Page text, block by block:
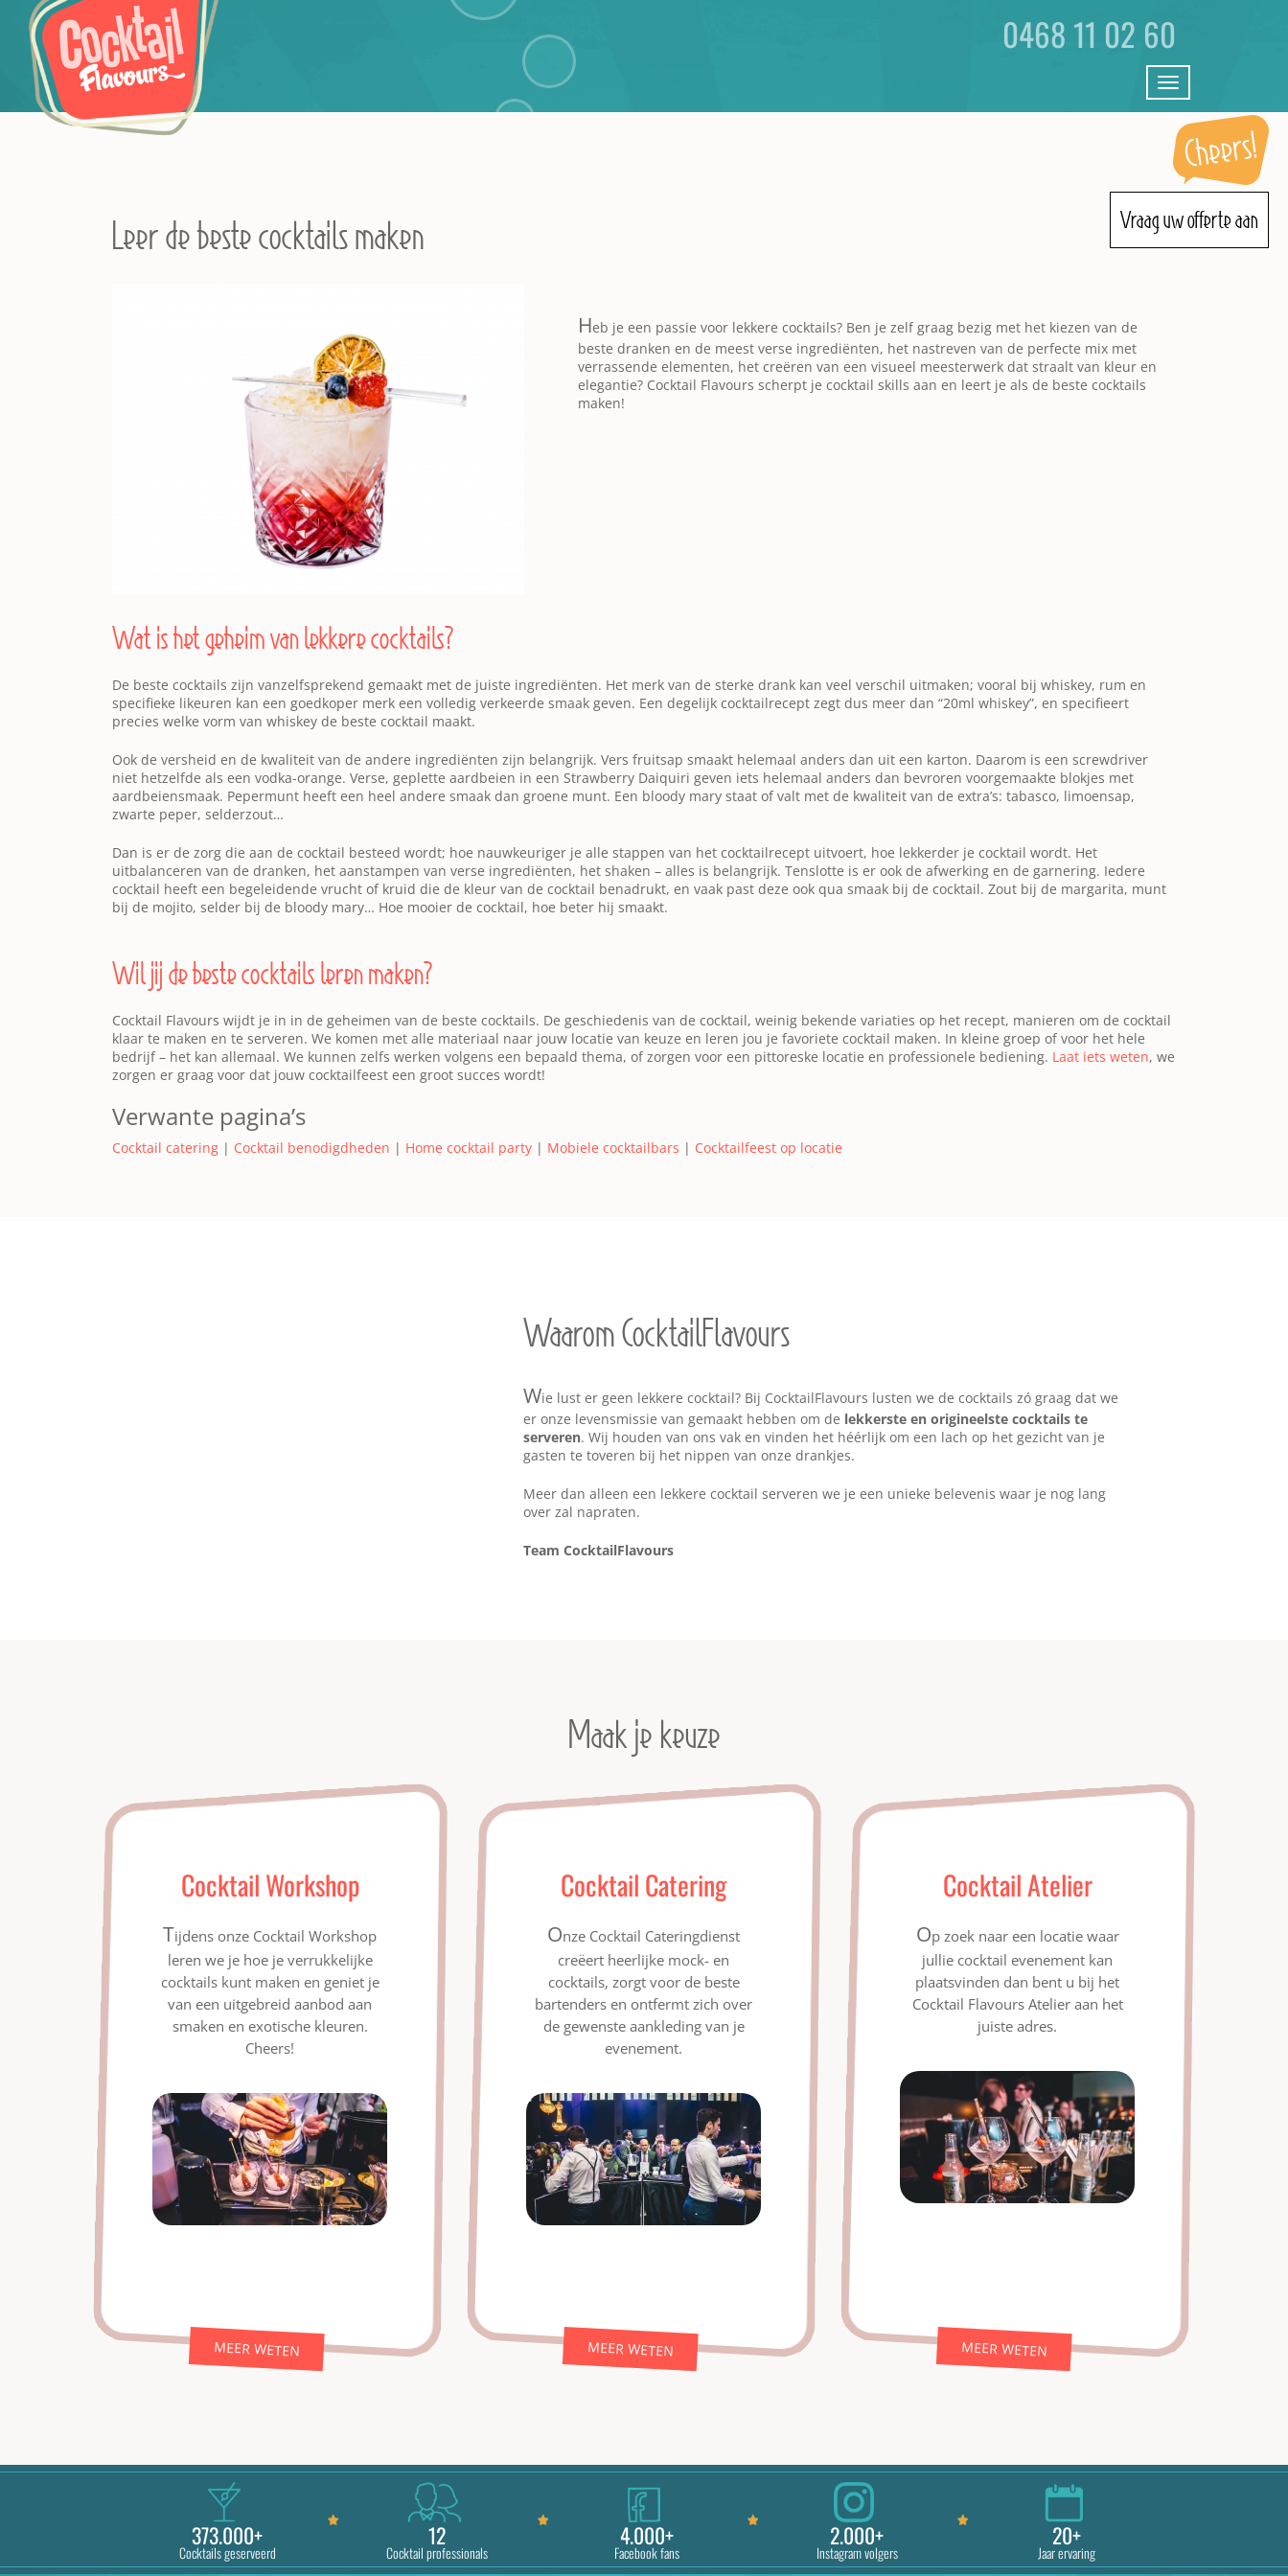
0468 11 02 60
Toggle
navigation
Leer de beste cocktails maken
Heb je een passie voor lekkere cocktails? Ben je zelf graag bezig met het kiezen van de
beste dranken en de meest verse ingrediënten, het nastreven van de perfecte mix met
verrassende elementen, het creëren van een visueel meesterwerk dat straalt van kleur en
elegantie? Cocktail Flavours scherpt je cocktail skills aan en leert je als de beste cocktails
maken!
Wat is het geheim van lekkere cocktails?
De beste cocktails zijn vanzelfsprekend gemaakt met de juiste ingrediënten. Het merk van de sterke drank kan veel verschil uitmaken; vooral bij whiskey, rum en
specifieke likeuren kan een goedkoper merk een volledig verkeerde smaak geven. Een degelijk cocktailrecept zegt dus meer dan “20ml whiskey”, en specifieert
precies welke vorm van whiskey de beste cocktail maakt.
Ook de versheid en de kwaliteit van de andere ingrediënten zijn belangrijk. Vers fruitsap smaakt helemaal anders dan uit een karton. Daarom is een screwdriver
niet hetzelfde als een vodka-orange. Verse, geplette aardbeien in een Strawberry Daiquiri geven iets helemaal anders dan bevroren voorgemaakte blokjes met
aardbeiensmaak. Pepermunt heeft een heel andere smaak dan groene munt. Een bloody mary staat of valt met de kwaliteit van de extra’s: tabasco, limoensap,
zwarte peper, selderzout…
Dan is er de zorg die aan de cocktail besteed wordt; hoe nauwkeuriger je alle stappen van het cocktailrecept uitvoert, hoe lekkerder je cocktail wordt. Het
uitbalanceren van de dranken, het aanstampen van verse ingrediënten, het shaken – alles is belangrijk. Tenslotte is er ook de afwerking en de garnering. Iedere
cocktail heeft een begeleidende vrucht of kruid die de kleur van de cocktail benadrukt, en vaak past deze ook qua smaak bij de cocktail. Zout bij de margarita, munt
bij de mojito, selder bij de bloody mary… Hoe mooier de cocktail, hoe beter hij smaakt.
Wil jij de beste cocktails leren maken?
Cocktail Flavours wijdt je in in de geheimen van de beste cocktails. De geschiedenis van de cocktail, weinig bekende variaties op het recept, manieren om de cocktail
klaar te maken en te serveren. We komen met alle materiaal naar jouw locatie van keuze en leren jou je favoriete cocktail maken. In kleine groep of voor het hele
bedrijf – het kan allemaal. We kunnen zelfs werken volgens een bepaald thema, of zorgen voor een pittoreske locatie en professionele bediening. Laat iets weten, we
zorgen er graag voor dat jouw cocktailfeest een groot succes wordt!
Verwante pagina’s
Cocktail catering | Cocktail benodigdheden | Home cocktail party | Mobiele cocktailbars | Cocktailfeest op locatie
Waarom CocktailFlavours
Wie lust er geen lekkere cocktail? Bij CocktailFlavours lusten we de cocktails zó graag dat we
er onze levensmissie van gemaakt hebben om de lekkerste en origineelste cocktails te
serveren. Wij houden van ons vak en vinden het héérlijk om een lach op het gezicht van je
gasten te toveren bij het nippen van onze drankjes.
Meer dan alleen een lekkere cocktail serveren we je een unieke belevenis waar je nog lang
over zal napraten.
Team CocktailFlavours
Maak je keuze
Cocktail Workshop
Tijdens onze Cocktail Workshop
leren we je hoe je verrukkelijke
cocktails kunt maken en geniet je
van een uitgebreid aanbod aan
smaken en exotische kleuren.
Cheers!
MEER WETEN
Cocktail Catering
Onze Cocktail Cateringdienst
creëert heerlijke mock- en
cocktails, zorgt voor de beste
bartenders en ontfermt zich over
de gewenste aankleding van je
evenement.
MEER WETEN
Cocktail Atelier
Op zoek naar een locatie waar
jullie cocktail evenement kan
plaatsvinden dan bent u bij het
Cocktail Flavours Atelier aan het
juiste adres.
MEER WETEN
373.000+
Cocktails geserveerd
12
Cocktail professionals
4.000+
Facebook fans
2.000+
Instagram volgers
20+
Jaar ervaring
Vraag uw offerte aan